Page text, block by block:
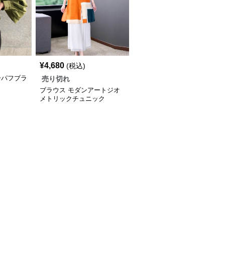
フブラ
¥4,680 (税込)
売り切れ
ブラウス モダンアートジオ
メトリックチュニック